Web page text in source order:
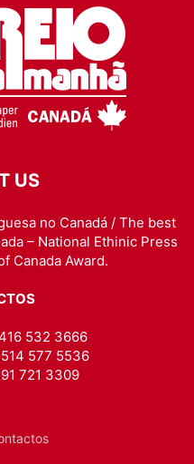
US
no Canadá / The best
– National Ethinic Press
Canada Award.
532 3666
514 577 5536
721 3309